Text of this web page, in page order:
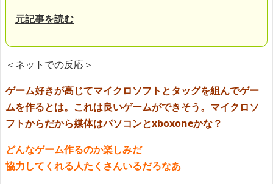
元記事を読む
＜ネットでの反応＞
ゲーム好きが高じてマイクロソフトとタッグを組んでゲー
ムを作るとは。これは良いゲームができそう。マイクロソ
フトからだから媒体はパソコンとxboxoneかな？
どんなゲーム作るのか楽しみだ
協力してくれる人たくさんいるだろなあ